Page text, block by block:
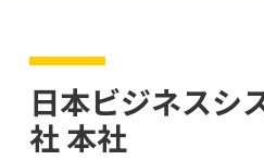
日本ビジネスシ
社 本社